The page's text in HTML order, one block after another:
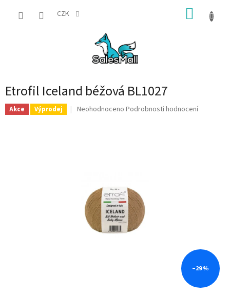
CZK
Etrofil Iceland béžová BL1027
Akce Výprodej
Průměrné
Neohodnoceno Podrobnosti hodnocení
–29 %